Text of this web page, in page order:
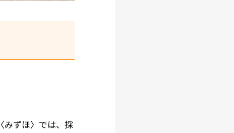
〈みずほ〉では、採